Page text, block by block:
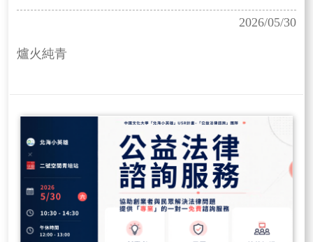
2026/05/30
爐火純青